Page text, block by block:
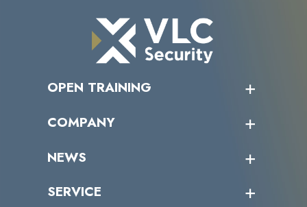
OPEN TRAINING
受講者の声
COMPANY
トップメッセージ
ミッション／ビジョン
NEWS
サイバーニュース
SERVICE